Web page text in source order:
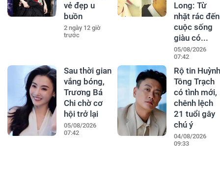
vẻ đẹp u
buồn
2 ngày 12 giờ
trước
Long: Từ
nhặt rác đến
cuộc sống
giàu có...
05/08/2026
07:42
Sau thời gian
vắng bóng,
Trương Bá
Chi chờ cơ
hội trở lại
05/08/2026
07:42
Rộ tin Huỳnh
Tông Trạch
có tình mới,
chênh lệch
21 tuổi gây
chú ý
04/08/2026
09:33